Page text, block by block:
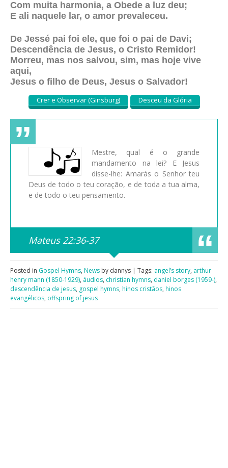
Com muita harmonia, a Obede a luz deu;
E ali naquele lar, o amor prevaleceu.
De Jessé pai foi ele, que foi o pai de Davi;
Descendência de Jesus, o Cristo Remidor!
Morreu, mas nos salvou, sim, mas hoje vive
aqui,
Jesus o filho de Deus, Jesus o Salvador!
Crer e Observar (Ginsburg) Desceu da Glória
Mestre, qual é o grande
mandamento na lei? E Jesus
disse-lhe: Amarás o Senhor teu
Deus de todo o teu coração, e de toda a tua alma,
e de todo o teu pensamento.
Mateus 22:36-37
Posted in Gospel Hymns, News by dannys | Tags: angel’s story, arthur
henry mann (1850-1929), áudios, christian hymns, daniel borges (1959-),
descendência de jesus, gospel hymns, hinos cristãos, hinos
evangélicos, offspring of jesus